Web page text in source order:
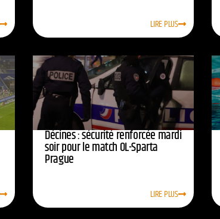
LIRE PLUS
Décines : sécurité renforcée mardi
soir pour le match OL-Sparta
Prague
LIRE PLUS